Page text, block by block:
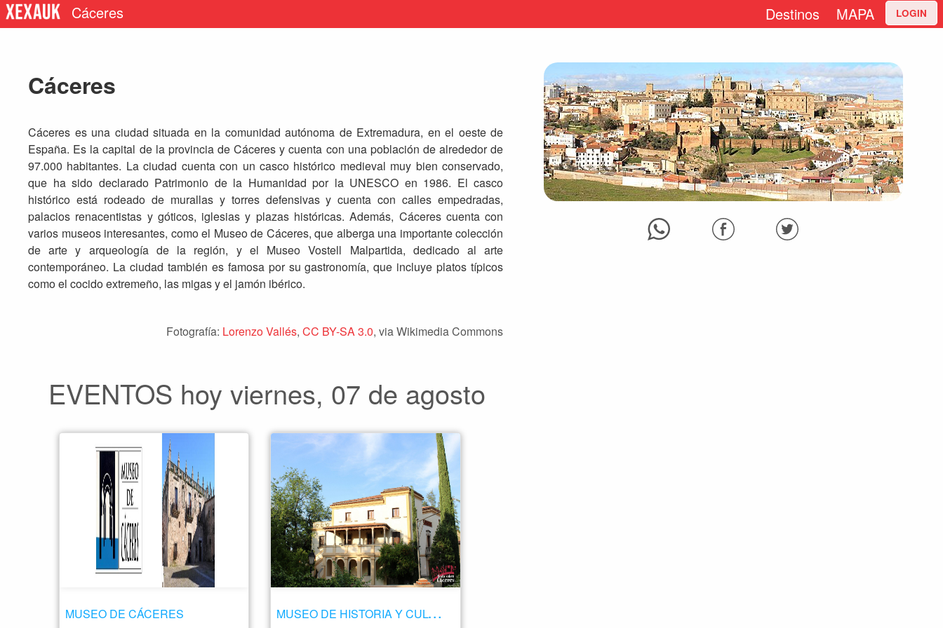
Cáceres Destinos MAPA LOGIN
Cáceres
Cáceres es una ciudad situada en la comunidad autónoma de Extremadura, en el oeste de
España. Es la capital de la provincia de Cáceres y cuenta con una población de alrededor de
97.000 habitantes. La ciudad cuenta con un casco histórico medieval muy bien conservado,
que ha sido declarado Patrimonio de la Humanidad por la UNESCO en 1986. El casco
histórico está rodeado de murallas y torres defensivas y cuenta con calles empedradas,
palacios renacentistas y góticos, iglesias y plazas históricas. Además, Cáceres cuenta con
varios museos interesantes, como el Museo de Cáceres, que alberga una importante colección
de arte y arqueología de la región, y el Museo Vostell Malpartida, dedicado al arte
contemporáneo. La ciudad también es famosa por su gastronomía, que incluye platos típicos
como el cocido extremeño, las migas y el jamón ibérico.
Fotografía: Lorenzo Vallés,CC BY-SA 3.0, via Wikimedia Commons
EVENTOS hoy viernes, 07 de agosto
MUSEO DE CÁCERES M
USEO DE HISTORIA Y CULTURA CASA PEDRILLA